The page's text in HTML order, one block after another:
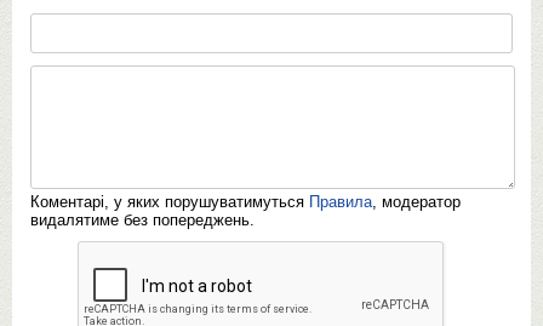
Коментарі, у яких порушуватимуться Правила, модератор
видалятиме без попереджень.